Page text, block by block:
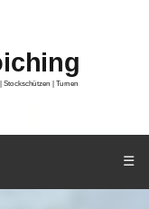
Stockschützen | Turnen
☰